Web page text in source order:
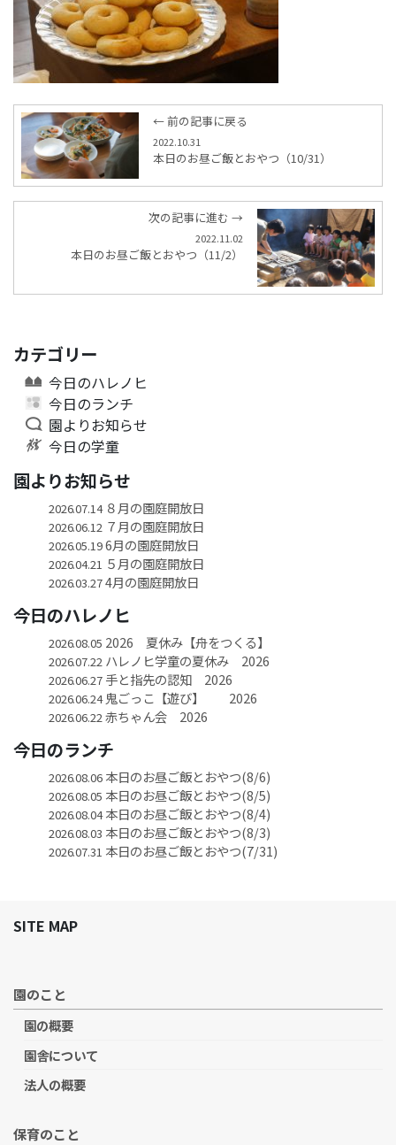
← 前の記事に戻る
2022.10.31
本日のお昼ご飯とおやつ（10/31）
次の記事に進む →
2022.11.02
本日のお昼ご飯とおやつ（11/2）
カテゴリー
今日のハレノヒ
今日のランチ
園よりお知らせ
今日の学童
園よりお知らせ
2026.07.14８月の園庭開放日
2026.06.12 ７月の園庭開放日
2026.05.196月の園庭開放日
2026.04.21 ５月の園庭開放日
2026.03.274月の園庭開放日
今日のハレノヒ
2026.08.05 2026 夏休み【舟をつくる】
2026.07.22 ハレノヒ学童の夏休み 2026
2026.06.27手と指先の認知 2026
2026.06.24鬼ごっこ【遊び】 2026
2026.06.22赤ちゃん会 2026
今日のランチ
2026.08.06本日のお昼ご飯とおやつ(8/6)
2026.08.05 本日のお昼ご飯とおやつ(8/5)
2026.08.04本日のお昼ご飯とおやつ(8/4)
2026.08.03 本日のお昼ご飯とおやつ(8/3)
2026.07.31 本日のお昼ご飯とおやつ(7/31)
SITE MAP
園のこと
園の概要
園舎について
法人の概要
保育のこと